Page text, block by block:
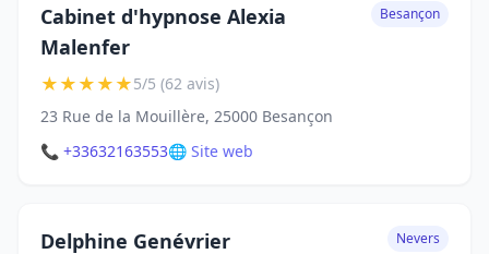
Cabinet d'hypnose Alexia
Malenfer
Besançon
★★★★★5/5 (62 avis)
23 Rue de la Mouillère, 25000 Besançon
📞 +33632163553🌐 Site web
Delphine Genévrier
Nevers